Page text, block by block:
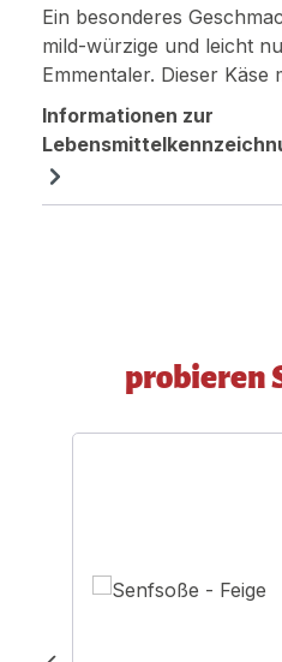
Ein besonderes
mild-würzige und leicht
Emmentaler. Dieser Käse
Informationen zur
Produktgalerie
probieren